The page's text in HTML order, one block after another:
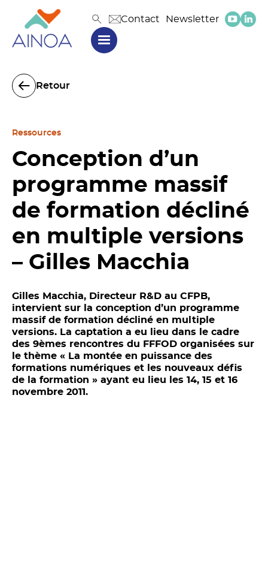
Contact Newsletter
Retour
Ressources
Conception d’un
programme massif
de formation décliné
en multiple versions
– Gilles Macchia
Gilles Macchia, Directeur R&D au CFPB,
intervient sur la conception d’un programme
massif de formation décliné en multiple
versions. La captation a eu lieu dans le cadre
des 9èmes rencontres du FFFOD organisées sur
le thème « La montée en puissance des
formations numériques et les nouveaux défis
de la formation » ayant eu lieu les 14, 15 et 16
novembre 2011.